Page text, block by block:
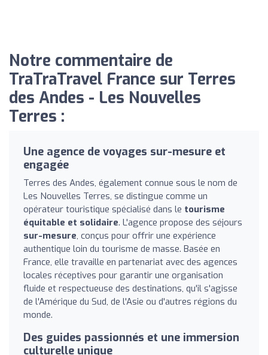
Notre commentaire de
TraTraTravel France sur Terres
des Andes - Les Nouvelles
Terres :
Une agence de voyages sur-mesure et
engagée
Terres des Andes, également connue sous le nom de
Les Nouvelles Terres, se distingue comme un
opérateur touristique spécialisé dans le tourisme
équitable et solidaire. L'agence propose des séjours
sur-mesure, conçus pour offrir une expérience
authentique loin du tourisme de masse. Basée en
France, elle travaille en partenariat avec des agences
locales réceptives pour garantir une organisation
fluide et respectueuse des destinations, qu'il s'agisse
de l'Amérique du Sud, de l'Asie ou d'autres régions du
monde.
Des guides passionnés et une immersion
culturelle unique